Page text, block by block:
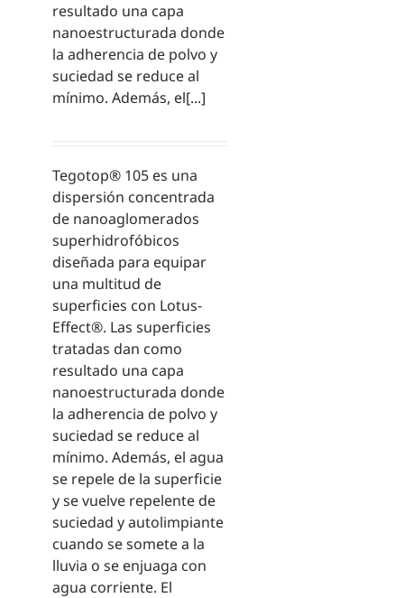
resultado una capa
nanoestructurada donde
la adherencia de polvo y
suciedad se reduce al
mínimo. Además, el[...]
Tegotop® 105 es una
dispersión concentrada
de nanoaglomerados
superhidrofóbicos
diseñada para equipar
una multitud de
superficies con Lotus-
Effect®. Las superficies
tratadas dan como
resultado una capa
nanoestructurada donde
la adherencia de polvo y
suciedad se reduce al
mínimo. Además, el agua
se repele de la superficie
y se vuelve repelente de
suciedad y autolimpiante
cuando se somete a la
lluvia o se enjuaga con
agua corriente. El